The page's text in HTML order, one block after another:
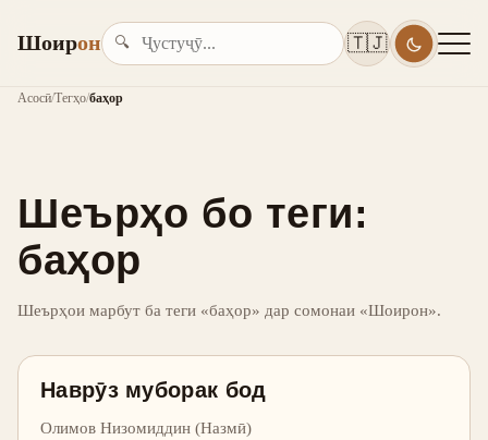
Шоирон 🔍 🇹🇯
Асосӣ/Тегҳо/баҳор
Шеърҳо бо теги:
баҳор
Шеърҳои марбут ба теги «баҳор» дар сомонаи «Шоирон».
Наврӯз муборак бод
Олимов Низомиддин (Назмӣ)